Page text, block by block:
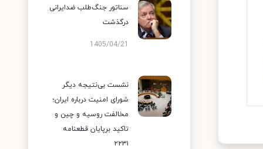
سناتور جنگ‌طلب ضدایرانی
درگذشت
1405/04/21
نشست بی‌نتیجه دیگر
شورای امنیت درباره ایران؛
مخالفت روسیه و چین و
تاکید برپایان قطعنامه
۲۲۳۱